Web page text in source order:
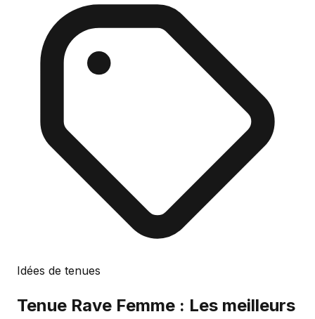
Idées de tenues
Tenue Rave Femme : Les meilleurs